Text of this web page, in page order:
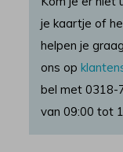
je kaartje of
helpen je
ons op
bel met 0318-
van 09:00 tot